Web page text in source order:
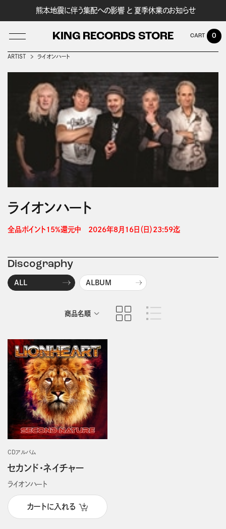
熊本地震に伴う集配への影響 と 夏季休業のお知らせ
KING RECORDS STORE
LOG IN
0
ARTIST ライオンハート
ライオンハート
全品ポイント15%還元中　2026年8月16日（日）23:59迄
Discography
ALL ALBUM
商品名順
CDアルバム
セカンド・ネイチャー
ライオンハート
カートに入れる